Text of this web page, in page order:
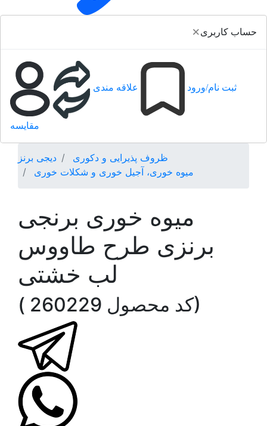
×حساب کاربری
ثبت نام/ورود علاقه مندی
مقایسه
دیجی برنز
ظروف پذیرایی و دکوری
میوه خوری، آجیل خوری و شکلات خوری
میوه خوری برنجی
برنزی طرح طاووس
لب خشتی
( کد محصول 260229)